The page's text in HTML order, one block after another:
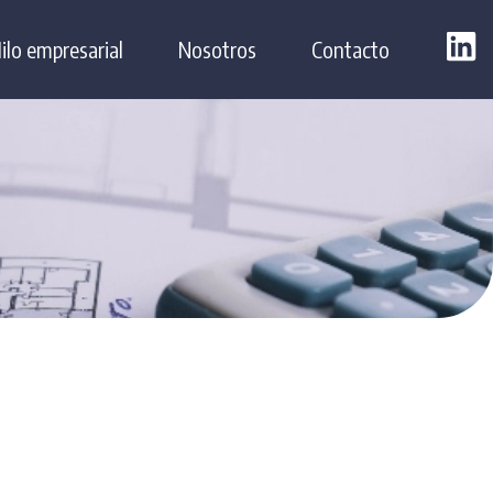
empresarial Nosotros Contacto